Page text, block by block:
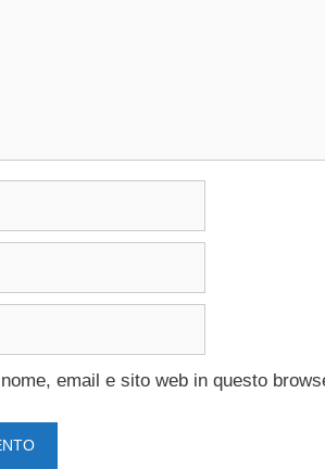
email e sito web in questo